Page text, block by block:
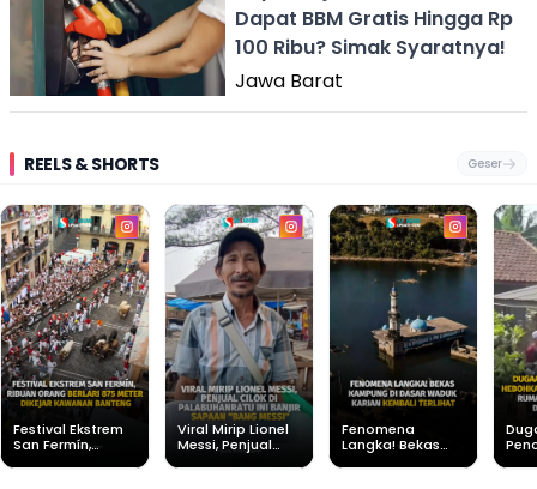
Dapat BBM Gratis Hingga Rp
100 Ribu? Simak Syaratnya!
Jawa Barat
REELS & SHORTS Geser
Festival Ekstrem
San Fermín,
Viral Mirip Lionel
Messi, Penjual
Fenomena
Langka! Bekas